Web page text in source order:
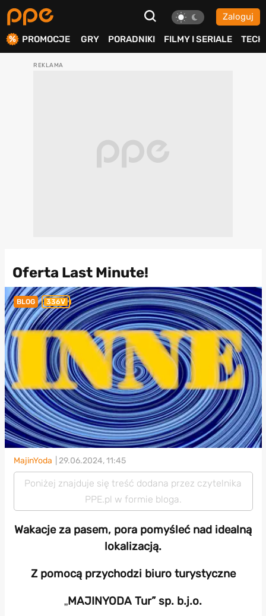
Zaloguj
PROMOCJE GRY PORADNIKI FILMY I SERIALE TECH
Oferta Last Minute!
BLOG 336V
MajinYoda | 29.06.2024, 11:45
Poniżej znajduje się treść dodana przez czytelnika
PPE.pl w formie bloga.
Wakacje za pasem, pora pomyśleć nad idealną
lokalizacją.
Z pomocą przychodzi biuro turystyczne
„MAJINYODA Tur” sp. b.j.o.